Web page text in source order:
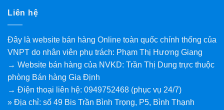
Liên hệ
Đây là website bán hàng Online toàn quốc chính thống của
VNPT do nhân viên phụ trách: Phạm Thị Hương Giang
→ Website bán hàng của NVKD: Trần Thị Dung trực thuộc
phòng Bán hàng Gia Định
→ Điện thoại liên hệ: 0949752468 (phục vụ 24/7)
» Địa chỉ: số 49 Bis Trần Bình Trọng, P5, Bình Thạnh